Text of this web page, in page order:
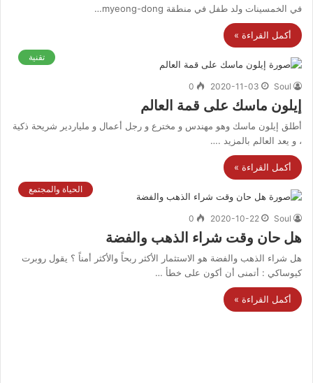
في الخمسينات ولد طفل في منطقة myeong-dong…
أكمل القراءة »
تقنية
Soul
2020-11-03
0
إيلون ماسك على قمة العالم
أطلق إيلون ماسك وهو مهندس و مخترع و رجل أعمال و ملياردير شريحة ذكية
، و يعد العالم بالمزيد .…
أكمل القراءة »
الحياة والمجتمع
Soul
2020-10-22
0
هل حان وقت شراء الذهب والفضة
هل شراء الذهب والفضة هو الاستثمار الأكثر ربحاً والأكثر أمناً ؟ يقول روبرت
كيوساكي : أتمنى أن أكون على خطأ …
أكمل القراءة »